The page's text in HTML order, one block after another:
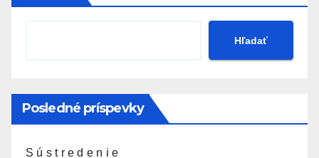
Hľadať
Posledné príspevky
S ú s t r e d e n i e